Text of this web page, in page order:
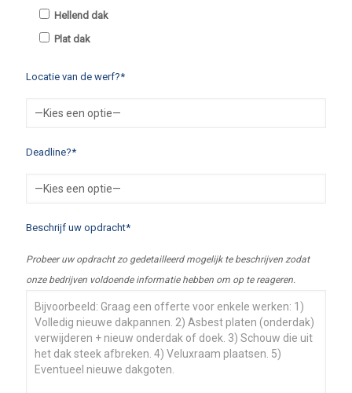
Hellend dak
Plat dak
Locatie van de werf?*
Deadline?*
Beschrijf uw opdracht*
Probeer uw opdracht zo gedetailleerd mogelijk te beschrijven zodat
onze bedrijven voldoende informatie hebben om op te reageren.